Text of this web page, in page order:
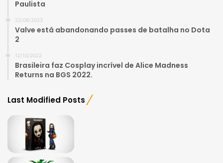
Paulista
22/06/2023
Valve está abandonando passes de batalha no Dota
2
12/10/2022
Brasileira faz Cosplay incrível de Alice Madness
Returns na BGS 2022.
Last Modified Posts